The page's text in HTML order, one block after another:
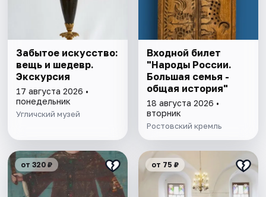
Забытое искусство:
вещь и шедевр.
Экскурсия
17 августа 2026 •
понедельник
Угличский музей
Входной билет
"Народы России.
Большая семья -
общая история"
18 августа 2026 •
вторник
Ростовский кремль
от 320 ₽ от 75 ₽